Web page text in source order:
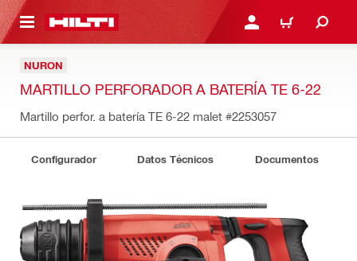
PRINCIPAL INICIE SESIÓN O
CARRITO
NURON
MARTILLO PERFORADOR A BATERÍA TE 6-22
Martillo perfor. a batería TE 6-22 malet #2253057
Configurador Datos Técnicos Documentos